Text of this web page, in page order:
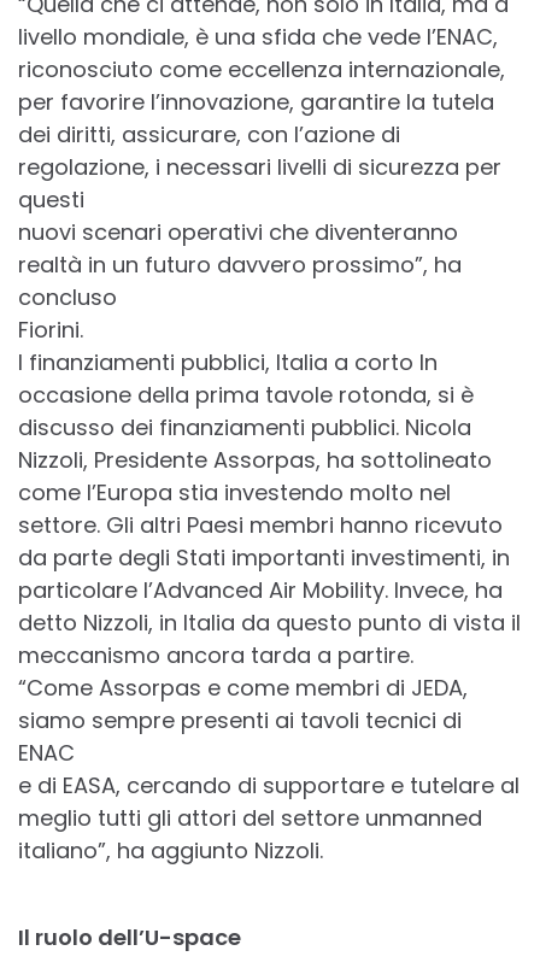
livello mondiale, è una sfida che vede l’ENAC,
riconosciuto come eccellenza internazionale,
per favorire l’innovazione, garantire la tutela
dei diritti, assicurare, con l’azione di
regolazione, i necessari livelli di sicurezza per
questi
nuovi scenari operativi che diventeranno
realtà in un futuro davvero prossimo”, ha
concluso
Fiorini.
I finanziamenti pubblici, Italia a corto In
occasione della prima tavole rotonda, si è
discusso dei finanziamenti pubblici. Nicola
Nizzoli, Presidente Assorpas, ha sottolineato
come l’Europa stia investendo molto nel
settore. Gli altri Paesi membri hanno ricevuto
da parte degli Stati importanti investimenti, in
particolare l’Advanced Air Mobility. Invece, ha
detto Nizzoli, in Italia da questo punto di vista il
meccanismo ancora tarda a partire.
“Come Assorpas e come membri di JEDA,
siamo sempre presenti ai tavoli tecnici di
ENAC
e di EASA, cercando di supportare e tutelare al
meglio tutti gli attori del settore unmanned
italiano”, ha aggiunto Nizzoli.
Il ruolo dell’U-space